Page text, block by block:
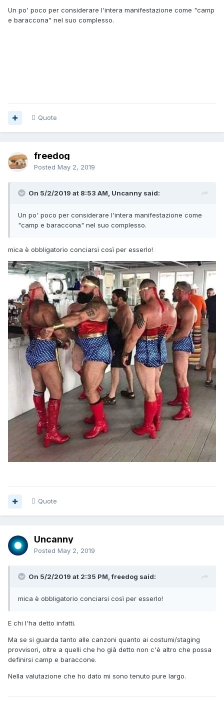
Un po' poco per considerare l'intera manifestazione come "camp
e baraccona" nel suo complesso.
Quote
freedog
Posted May 2, 2019
On 5/2/2019 at 8:53 AM, Uncanny said:
Un po' poco per considerare l'intera manifestazione come
"camp e baraccona" nel suo complesso.
mica è obbligatorio conciarsi così per esserlo!
Quote
Uncanny
Posted May 2, 2019
On 5/2/2019 at 2:35 PM, freedog said:
mica è obbligatorio conciarsi così per esserlo!
E chi l'ha detto infatti.
Ma se si guarda tanto alle canzoni quanto ai costumi/staging
provvisori, oltre a quelli che ho già detto non c'è altro che possa
definirsi camp e baraccone.
Nella valutazione che ho dato mi sono tenuto pure largo.